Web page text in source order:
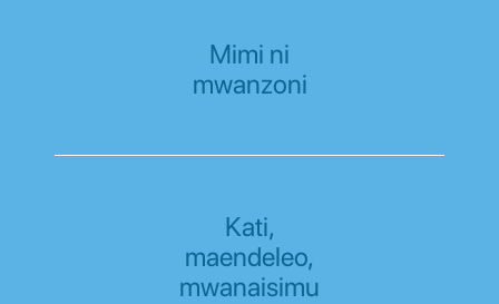
Mimi ni
mwanzoni
Kati,
maendeleo,
mwanaisimu